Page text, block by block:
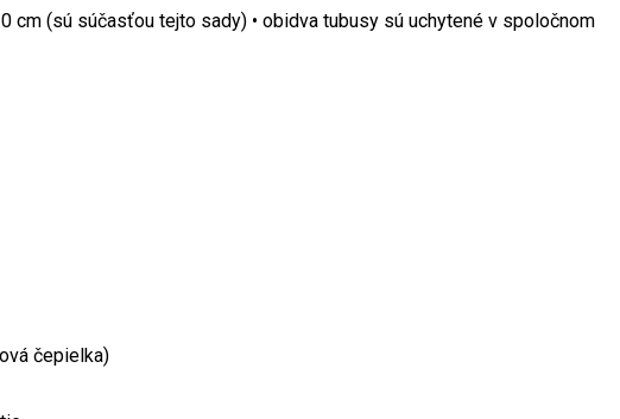
cm (sú súčasťou tejto sady) • obidva tubusy sú uchytené v spoločnom
čepielka)